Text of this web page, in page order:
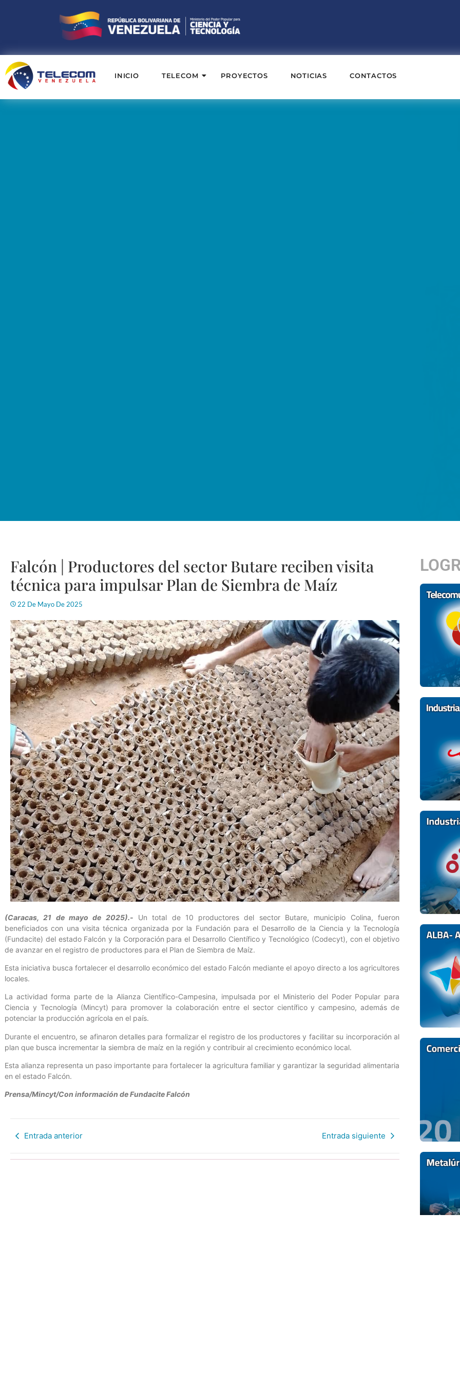
INICIO TELECOM PROYECTOS NOTICIAS CONTACTOS
Falcón | Productores del sector Butare reciben visita
técnica para impulsar Plan de Siembra de Maíz
22 De Mayo De 2025
(Caracas, 21 de mayo de 2025).- Un total de 10 productores del sector Butare, municipio Colina, fueron
beneficiados con una visita técnica organizada por la Fundación para el Desarrollo de la Ciencia y la Tecnología
(Fundacite) del estado Falcón y la Corporación para el Desarrollo Científico y Tecnológico (Codecyt), con el objetivo
de avanzar en el registro de productores para el Plan de Siembra de Maíz.
Esta iniciativa busca fortalecer el desarrollo económico del estado Falcón mediante el apoyo directo a los agricultores
locales.
La actividad forma parte de la Alianza Científico-Campesina, impulsada por el Ministerio del Poder Popular para
Ciencia y Tecnología (Mincyt) para promover la colaboración entre el sector científico y campesino, además de
potenciar la producción agrícola en el país.
Durante el encuentro, se afinaron detalles para formalizar el registro de los productores y facilitar su incorporación al
plan que busca incrementar la siembra de maíz en la región y contribuir al crecimiento económico local.
Esta alianza representa un paso importante para fortalecer la agricultura familiar y garantizar la seguridad alimentaria
en el estado Falcón.
Prensa/Mincyt/Con información de Fundacite Falcón
Entrada anterior Entrada siguiente